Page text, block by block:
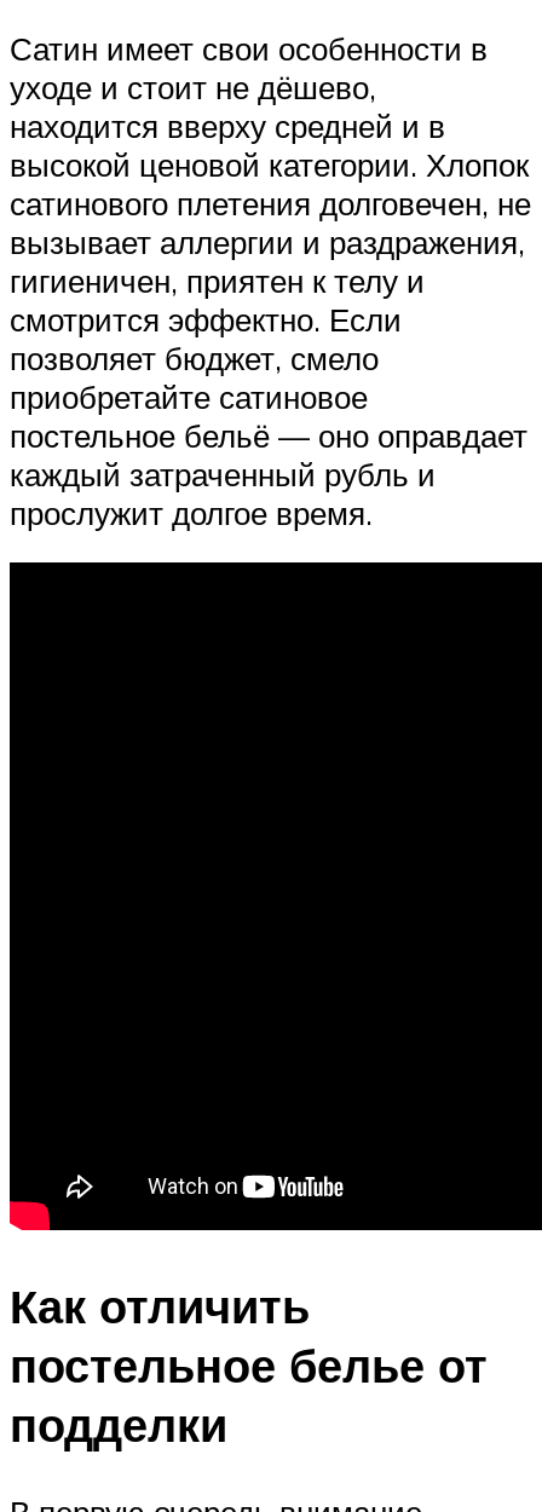
Сатин имеет свои особенности в
уходе и стоит не дёшево,
находится вверху средней и в
высокой ценовой категории. Хлопок
сатинового плетения долговечен, не
вызывает аллергии и раздражения,
гигиеничен, приятен к телу и
смотрится эффектно. Если
позволяет бюджет, смело
приобретайте сатиновое
постельное бельё — оно оправдает
каждый затраченный рубль и
прослужит долгое время.
Как отличить
постельное белье от
подделки